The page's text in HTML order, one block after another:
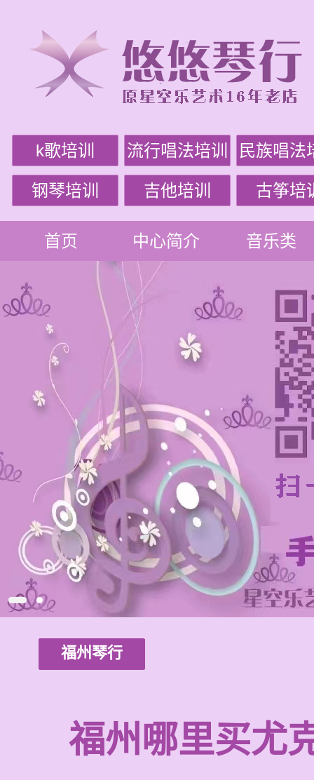
k歌培训 流行唱法培训 民族唱法
钢琴培训 吉他培训 古筝培
首页 中心简介 音乐类
福州琴行
福州哪里买尤